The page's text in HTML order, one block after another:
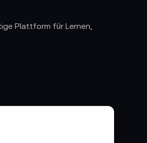
Plattform für Lernen,
und kontinuierliches